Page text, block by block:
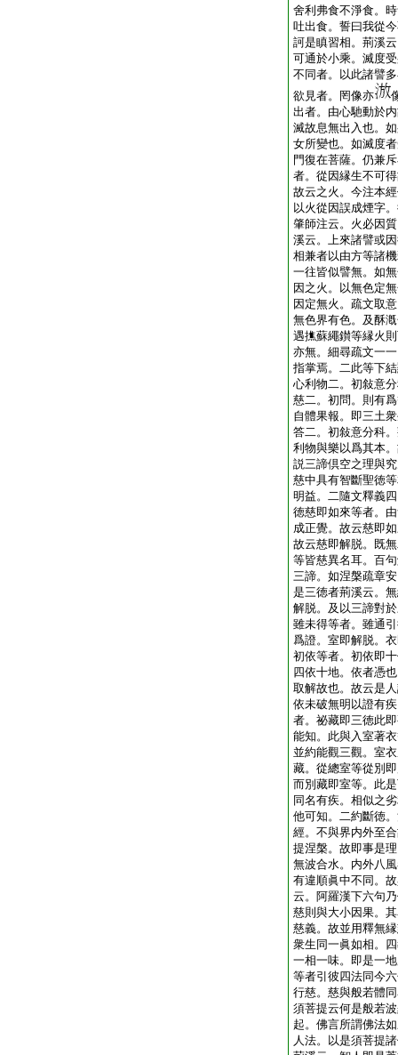
舍利弗食不淨食。
吐出食。誓曰我從
訶是瞋習相。荊溪
可通於小乘。滅度
不同者。以此諸譬
欲見者。罔像亦
出者。由心馳動於
滅故息無出入也。
女所變也。如滅度
門復在菩薩。仍兼
者。從因縁生不可
故云之火。今注本
以火從因誤成煙字
肇師注云。火必因
溪云。上來諸譬或
相兼者以由方等諸
一往皆似譬無。如
因之火。以無色定
因定無火。疏文取
無色界有色。及酥
遇撨蘇繩鑚等縁火
亦無。細尋疏文一
指掌焉。二此等下
心利物二。初敍意
慈二。初問。則有
自體果報。即三土
答二。初敍意分科
利物與樂以爲其本
説三諦倶空之理與
慈中具有智斷聖徳
明益。二隨文釋義
徳慈即如來等者。
成正覺。故云慈即
故云慈即解脱。既
等皆慈異名耳。百
三諦。如涅槃疏章
是三徳者荊溪云。
解脱。及以三諦對
雖未得等者。雖通
爲證。室即解脱。
初依等者。初依即
四依十地。依者憑
取解故也。故云是
依未破無明以證有
者。祕藏即三徳此
能知。此與入室著
並約能觀三觀。室
藏。從總室等從別
而別藏即室等。此
同名有疾。相似之
他可知。二約斷徳
經。不與界内外至
提涅槃。故即事是
無波合水。内外八
有違順眞中不同。
云。阿羅漢下六句
慈則與大小因果。
慈義。故並用釋無
衆生同一眞如相。
一相一味。即是一
等者引彼四法同今
行慈。慈與般若體
須菩提云何是般若
起。佛言所謂佛法
人法。以是須菩提